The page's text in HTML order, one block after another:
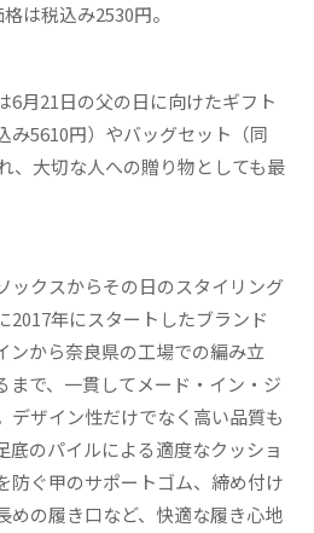
は税込み2530円。
6月21日の父の日に向けたギフト
み5610円）やバッグセット（同
、大切な人への贈り物としても最
クスからその日のスタイリング
2017年にスタートしたブランド
ンから奈良県の工場での編み立
まで、一貫してメード・イン・ジ
デザイン性だけでなく高い品質も
底のパイルによる適度なクッショ
防ぐ甲のサポートゴム、締め付け
めの履き口など、快適な履き心地